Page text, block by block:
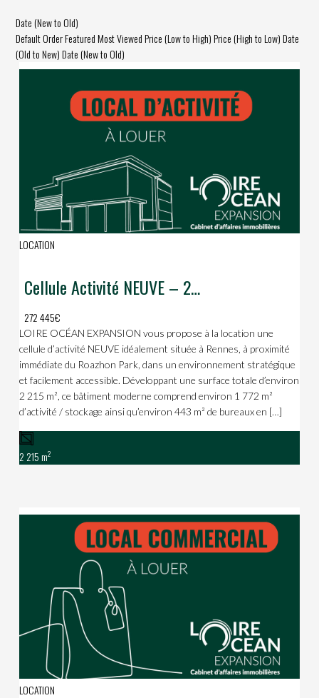
Date (New to Old)
Default OrderFeatured Most Viewed Price (Low to High) Price (High to Low) Date
(Old to New) Date (New to Old)
LOCATION
Cellule Activité NEUVE – 2 215 m² – proche Roazhon Park
272 445€
LOIRE OCÉAN EXPANSION vous propose à la location une
cellule d’activité NEUVE idéalement située à Rennes, à proximité
immédiate du Roazhon Park, dans un environnement stratégique
et facilement accessible. Développant une surface totale d’environ
2 215 m², ce bâtiment moderne comprend environ 1 772 m²
d’activité / stockage ainsi qu’environ 443 m² de bureaux en […]
2 215 m2
LOCATION